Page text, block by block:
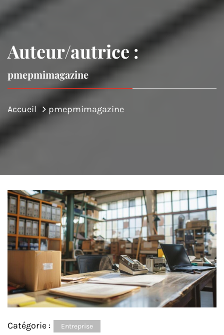
Auteur/autrice :
pmepmimagazine
Accueil pmepmimagazine
Catégorie : Entreprise